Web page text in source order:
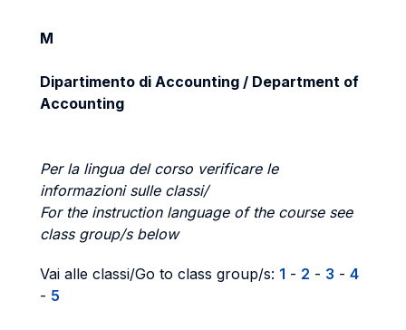
M
Dipartimento di Accounting / Department of
Accounting
Per la lingua del corso verificare le
informazioni sulle classi/
For the instruction language of the course see
class group/s below
Vai alle classi/Go to class group/s: 1 - 2 - 3 - 4
- 5